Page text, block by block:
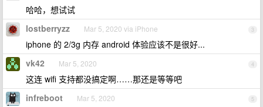
哈哈，想试试
3
lostberryzz Mar 5, 2020 via iPhone
iphone 的 2/3g 内存 android 体验应该不是很好...
4
vk42 Mar 5, 2020
这连 wifi 支持都没搞定啊……那还是等等吧
5
infreboot Mar 5, 2020